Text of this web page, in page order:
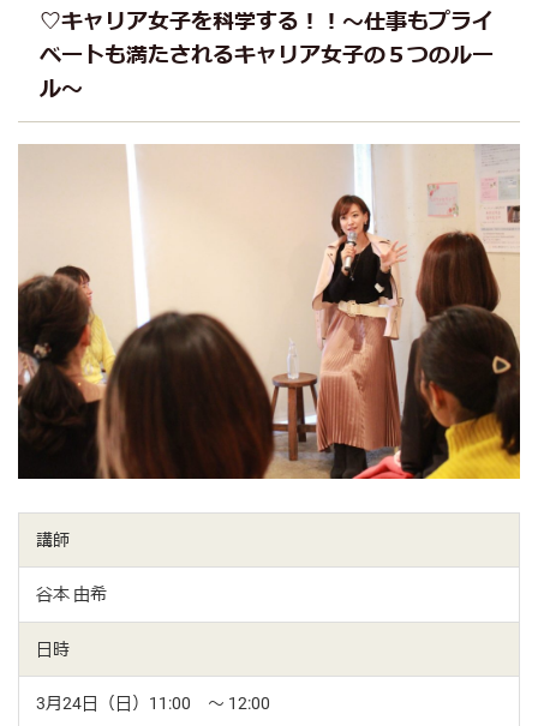
♡キャリア女子を科学する！！〜仕事もプライ
ベートも満たされるキャリア女子の５つのルー
ル〜
講師
谷本 由希
日時
3月24日（日）11:00 ～ 12:00